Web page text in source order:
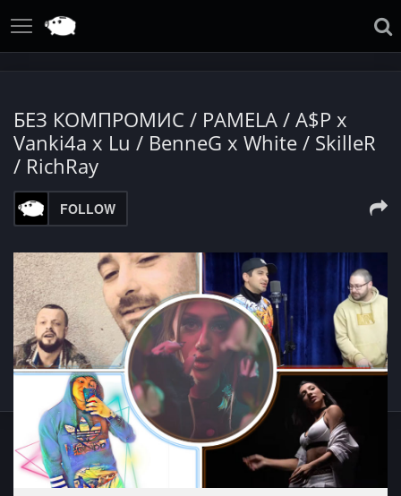
БЕЗ КОМПРОМИС / PAMELA / A$P x
Vanki4a x Lu / BenneG x White / SkilleR
/ RichRay
FOLLOW